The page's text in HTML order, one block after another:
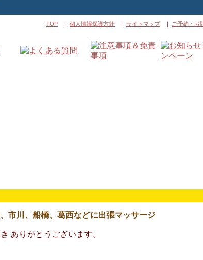
TOP ｜ 個人情報保護方針 ｜ サイトマップ｜ ご予約・お
市川、船橋、葛西などに出張マッサージ
ありがとうございます。